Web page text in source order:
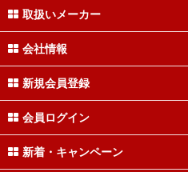
取扱いメーカー
会社情報
新規会員登録
会員ログイン
新着・キャンペーン